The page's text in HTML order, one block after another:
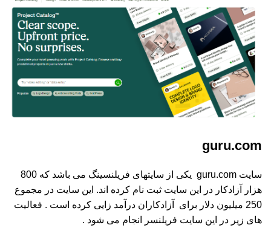
guru.com
سایت guru.com یکی از سایتهای فریلنسینگ می باشد که 800
هزار آزادکار در این سایت ثبت نام کرده اند. این سایت در مجموع
250 میلیون دلار برای آزادکاران درآمد زایی کرده است . فعالیت
های زیر در این سایت فریلنسر انجام می شود .